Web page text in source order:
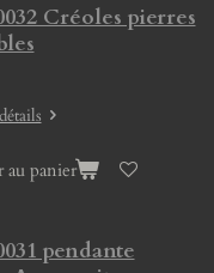
Créoles pierres
panier
pendante